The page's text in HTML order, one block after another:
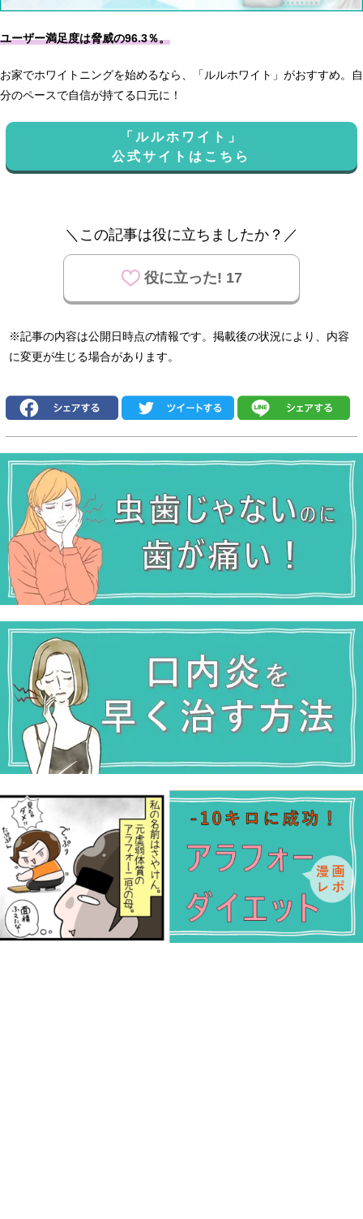
ユーザー満足度は脅威の96.3％。
お家でホワイトニングを始めるなら、「ルルホワイト」がおすすめ。自
分のペースで自信が持てる口元に！
「ルルホワイト」
公式サイトはこちら
＼この記事は役に立ちましたか？／
役に立った! 17
※記事の内容は公開日時点の情報です。掲載後の状況により、内容
に変更が生じる場合があります。